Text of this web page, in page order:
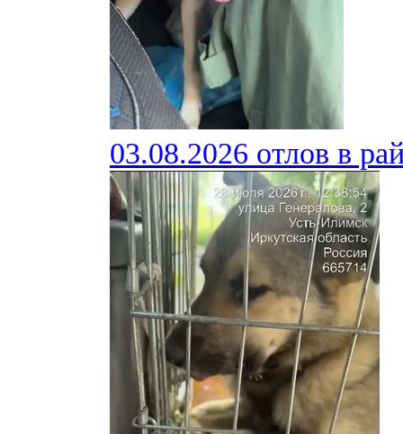
03.08.2026 отлов в